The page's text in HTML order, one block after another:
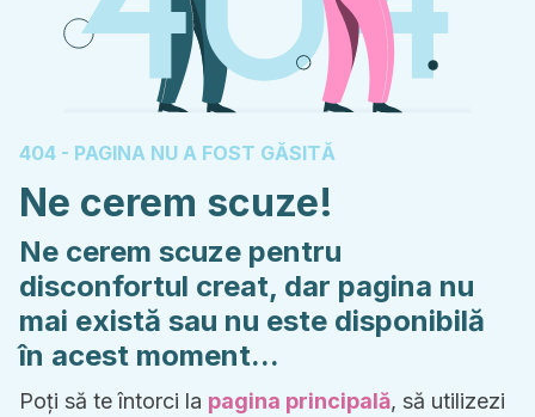
404 - PAGINA NU A FOST GĂSITĂ
Ne cerem scuze!
Ne cerem scuze pentru
disconfortul creat, dar pagina nu
mai există sau nu este disponibilă
în acest moment...
Poți să te întorci la pagina principală, să utilizezi